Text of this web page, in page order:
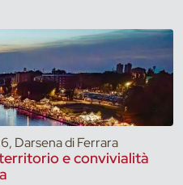
Darsena di Ferrara
e convivialità